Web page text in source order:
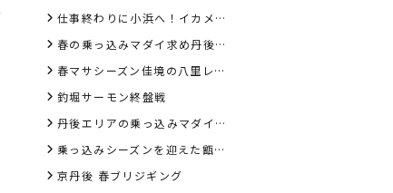
仕事終わりに小浜へ！イカメタル深夜便でケンサキイカを狙う
春の乗っ込みマダイ求め丹後エリアのディープタイラバへ
春マサシーズン佳境の八里レポート
釣堀サーモン終盤戦
丹後エリアの乗っ込みマダイディープタイラバ
乗っ込みシーズンを迎えた甑島の虫ヘッド石鯛
京丹後 春ブリジギング